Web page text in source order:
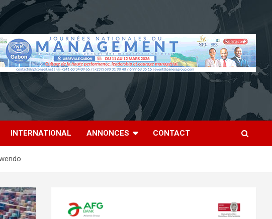
INTERNATIONAL ANNONCES CONTACT